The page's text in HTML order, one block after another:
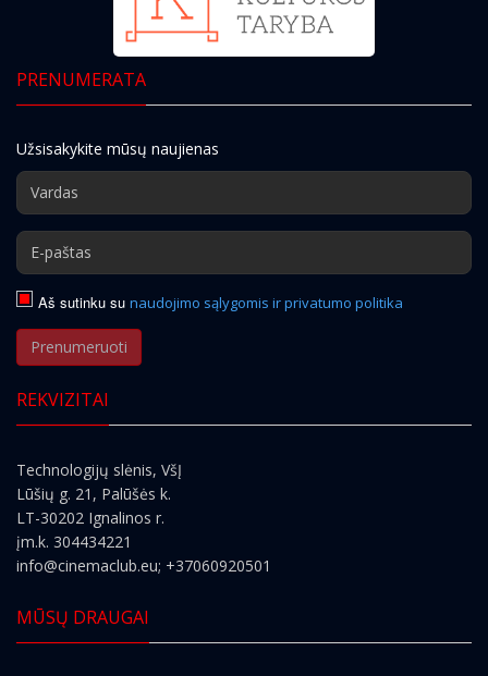
PRENUMERATA
Užsisakykite mūsų naujienas
Aš sutinku su naudojimo sąlygomis ir privatumo politika
Prenumeruoti
REKVIZITAI
Technologijų slėnis, VšĮ
Lūšių g. 21, Palūšės k.
LT-30202 Ignalinos r.
įm.k. 304434221
info@cinemaclub.eu; +37060920501
MŪSŲ DRAUGAI